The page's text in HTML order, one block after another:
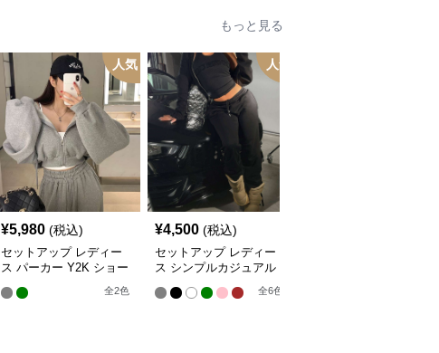
もっと見る
人気
¥5,980 (税込)
セットアップ レディー
ス パーカー Y2K ショー
トジップアップパーカー
＆ワイドパンツ
全2色
人気
¥4,500 (税込)
セットアップ レディー
ス シンプルカジュアル
全6色